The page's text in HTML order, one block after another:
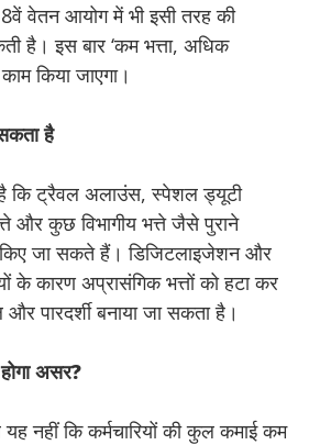
8वें वेतन आयोग में भी इसी तरह की
है। इस बार ‘कम भत्ता, अधिक
काम किया जाएगा।
है
है कि ट्रैवल अलाउंस, स्पेशल ड्यूटी
और कुछ विभागीय भत्ते जैसे पुराने
किए जा सकते हैं। डिजिटलाइजेशन और
के कारण अप्रासंगिक भत्तों को हटा कर
पारदर्शी बनाया जा सकता है।
असर?
नहीं कि कर्मचारियों की कुल कमाई कम